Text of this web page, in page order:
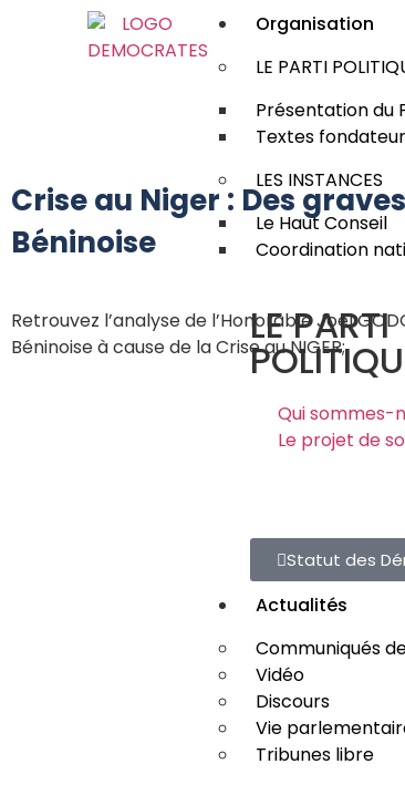
Organisation
LE PARTI
Présentation du
Textes
LES INSTANCES
Le Haut Conseil
Coordination
LE PARTI
Qui sommes-
Le projet de
Statut des
Actualités
Communiqués
Vidéo
Discours
Vie
Tribunes libre
Crise au Niger : Des
Béninoise
Retrouvez l’analyse de l’Honorable Joel
Béninoise à cause de la Crise au NIGER;